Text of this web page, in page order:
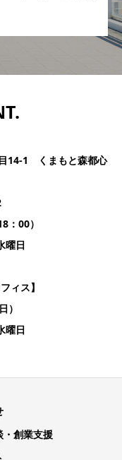
14-1 くまもと森都心
：00）
曜日
ィス】
）
曜日
・創業支援